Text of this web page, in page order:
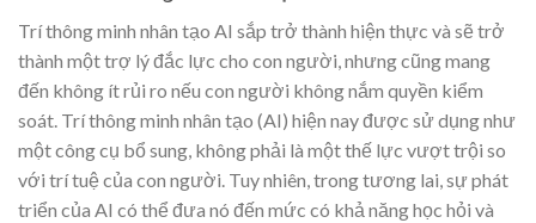
Trí thông minh nhân tạo AI sắp trở thành hiện thực và sẽ trở
thành một trợ lý đắc lực cho con người, nhưng cũng mang
đến không ít rủi ro nếu con người không nắm quyền kiểm
soát. Trí thông minh nhân tạo (AI) hiện nay được sử dụng như
một công cụ bổ sung, không phải là một thế lực vượt trội so
với trí tuệ của con người. Tuy nhiên, trong tương lai, sự phát
triển của AI có thể đưa nó đến mức có khả năng học hỏi và